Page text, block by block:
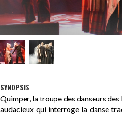
SYNOPSIS
Quimper, la troupe des danseurs
audacieux qui interroge la danse